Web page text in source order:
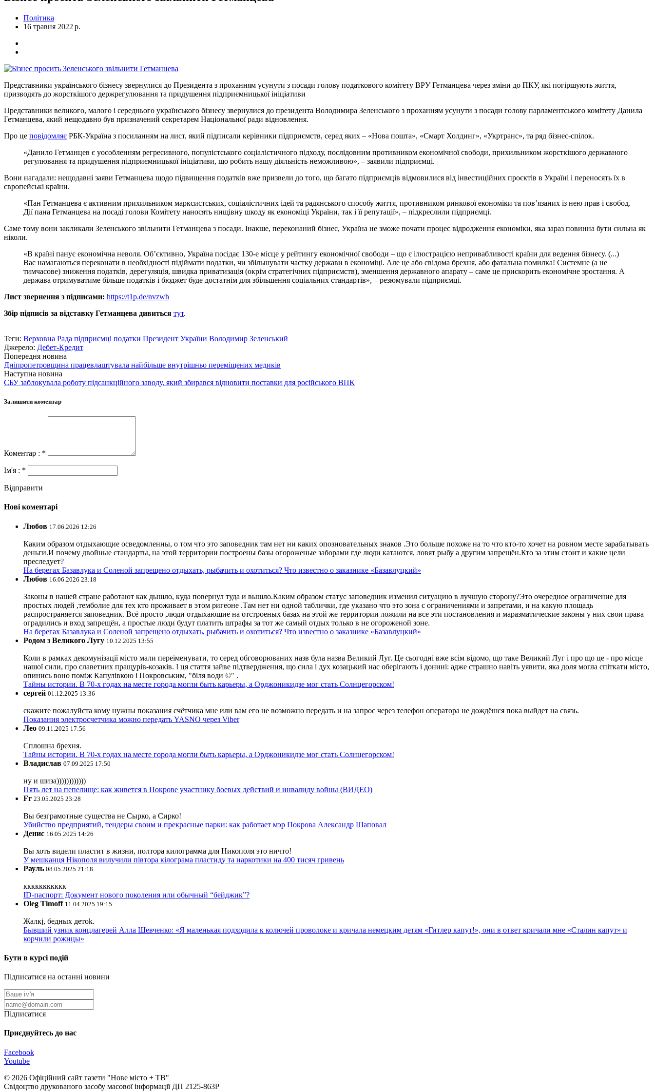
Політика
16 травня 2022 р.
Представники українського бізнесу звернулися до Президента з проханням усунути з посади голову податкового комітету ВРУ Гетманцева через зміни до ПКУ, які погіршують життя,
призводять до жорсткішого держрегулювання та придушення підприємницької ініціативи
Представники великого, малого і середнього українського бізнесу звернулися до президента Володимира Зеленського з проханням усунути з посади голову парламентського комітету Данила
Гетманцева, який нещодавно був призначений секретарем Національної ради відновлення.
Про це повідомляє РБК-Україна з посиланням на лист, який підписали керівники підприємств, серед яких – «Нова пошта», «Смарт Холдинг», «Укртранс», та ряд бізнес-спілок.
«Данило Гетманцев є уособленням регресивного, популістського соціалістичного підходу, послідовним противником економічної свободи, прихильником жорсткішого державного
регулювання та придушення підприємницької ініціативи, що робить нашу діяльність неможливою», – заявили підприємці.
Вони нагадали: нещодавні заяви Гетманцева щодо підвищення податків вже призвели до того, що багато підприємців відмовилися від інвестиційних проєктів в Україні і переносять їх в
європейські країни.
«Пан Гетманцева є активним прихильником марксистських, соціалістичних ідей та радянського способу життя, противником ринкової економіки та пов’язаних із нею прав і свобод.
Дії пана Гетманцева на посаді голови Комітету наносять нищівну шкоду як економіці України, так і її репутації», – підкреслили підприємці.
Саме тому вони закликали Зеленського звільнити Гетманцева з посади. Інакше, переконаний бізнес, Україна не зможе почати процес відродження економіки, яка зараз повинна бути сильна як
ніколи.
«В країні панує економічна неволя. Об’єктивно, Україна посідає 130-е місце у рейтингу економічної свободи – що є ілюстрацією непривабливості країни для ведення бізнесу. (...)
Вас намагаються переконати в необхідності підіймати податки, чи збільшувати частку держави в економіці. Але це або свідома брехня, або фатальна помилка! Системне (а не
тимчасове) зниження податків, дерегуляція, швидка приватизація (окрім стратегічних підприємств), зменшення державного апарату – саме це прискорить економічне зростання. А
держава отримуватиме більше податків і бюджет буде достатнім для збільшення соціальних стандартів», – резюмували підприємці.
Лист звернення з підписами: https://t1p.de/nvzwh
Збір підписів за відставку Гетманцева дивиться тут.
Теги: Верховна Рада підприємці податки Президент України Володимир Зеленський
Джерело: Дебет-Кредит
Попередня новина
Дніпропетровщина працевлаштувала найбільше внутрішньо переміщених медиків
Наступна новина
СБУ заблокувала роботу підсанкційного заводу, який збирався відновити поставки для російського ВПК
Залишити коментар
Коментар : *
Ім'я : *
Відправити
Нові коментарі
Любов 17.06.2026 12:26
Каким образом отдыхающие осведомленны, о том что это заповедник там нет ни каких опозновательных знаков .Это больше похоже на то что кто-то хочет на ровном месте зарабатывать
деньги.И почему двойные стандарты, на этой территории построены базы огороженые заборами где люди катаются, ловят рыбу а другим запрещён.Кто за этим стоит и какие цели
преследует?
На берегах Базавлука и Соленой запрещено отдыхать, рыбачить и охотиться? Что известно о заказнике «Базавлуцкий»
Любов 16.06.2026 23:18
Законы в нашей стране работают как дышло, куда повернул туда и вышло.Каким образом статус заповедник изменил ситуацию в лучшую сторону?Это очередное ограничение для
простых людей ,темболие для тех кто проживает в этом ригеоне .Там нет ни одной таблички, где указано что это зона с ограничениями и запретами, и на какую площадь
распространяется заповедник. Всё просто ,люди отдыхающие на отстроеных базах на этой же территории ложили на все эти постановления и маразматические законы у них свои права
оградились и вход запрещён, а простые люди будут платить штрафы за тот же самый отдых только в не огороженой зоне.
На берегах Базавлука и Соленой запрещено отдыхать, рыбачить и охотиться? Что известно о заказнике «Базавлуцкий»
Родом з Великого Лугу 10.12.2025 13:55
Коли в рамках декомунізації місто мали переіменувати, то серед обговорюваних назв була назва Великий Луг. Це сьогодні вже всім відомо, що таке Великий Луг і про що це - про місце
нашої сили, про славетних пращурів-козаків. І ця стаття зайве підтвердження, що сила і дух козацький нас оберігають і донині: адже страшно навіть уявити, яка доля могла спіткати місто,
опинись воно поміж Капулівкою і Покровським, "біля води ©" .
Тайны истории. В 70-х годах на месте города могли быть карьеры, а Орджоникидзе мог стать Солнцегорском!
сергей 01.12.2025 13:36
скажите пожалуйста кому нужны показания счётчика мне или вам его не возможно передать и на запрос через телефон оператора не дождёшся пока выйдет на связь.
Показания электросчетчика можно передать YASNO через Viber
Лео 09.11.2025 17:56
Сплошна брехня.
Тайны истории. В 70-х годах на месте города могли быть карьеры, а Орджоникидзе мог стать Солнцегорском!
Владислав 07.09.2025 17:50
ну и шиза))))))))))))
Пять лет на пепелище: как живется в Покрове участнику боевых действий и инвалиду войны (ВИДЕО)
Fr 23.05.2025 23:28
Вы безграмотные существа не Сырко, а Сирко!
Убийство предприятий, тендеры своим и прекрасные парки: как работает мэр Покрова Александр Шаповал
Денис 16.05.2025 14:26
Вы хоть видели пластит в жизни, полтора килограмма для Никополя это ничто!
У мешканця Нікополя вилучили півтора кілограма пластиду та наркотики на 400 тисяч гривень
Рауль 08.05.2025 21:18
ккккккккккк
ID-паспорт: Документ нового поколения или обычный “бейджик”?
Oleg Timoff 11.04.2025 19:15
Жалкj, бедных детok.
Бывший узник концлагерей Алла Шевченко: «Я маленькая подходила к колючей проволоке и кричала немецким детям «Гитлер капут!», они в ответ кричали мне «Сталин капут» и
корчили рожицы»
Бути в курсі подій
Підписатися на останні новини
Підписатися
Приєднуйтесь до нас
Facebook
Youtube
© 2026 Офіційний сайт газети "Нове мiсто + ТВ"
Свідоцтво друкованого засобу масової інформації ДП 2125-863Р